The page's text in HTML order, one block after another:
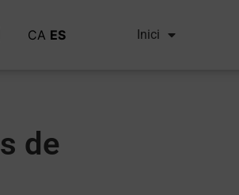
CA ES Inici
de